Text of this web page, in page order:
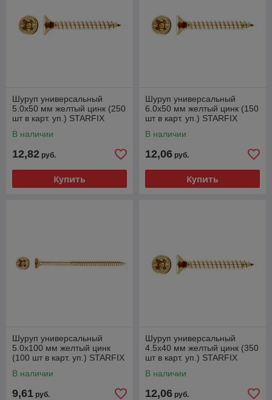
Шуруп универсальный
5.0х50 мм желтый цинк (250
шт в карт. уп.) STARFIX
В наличии
12,82 руб.
Купить
Шуруп универсальный
6.0х50 мм желтый цинк (150
шт в карт. уп.) STARFIX
В наличии
12,06 руб.
Купить
Шуруп универсальный
5.0х100 мм желтый цинк
(100 шт в карт. уп.) STARFIX
В наличии
9,61 руб.
Шуруп универсальный
4.5х40 мм желтый цинк (350
шт в карт. уп.) STARFIX
В наличии
12,06 руб.